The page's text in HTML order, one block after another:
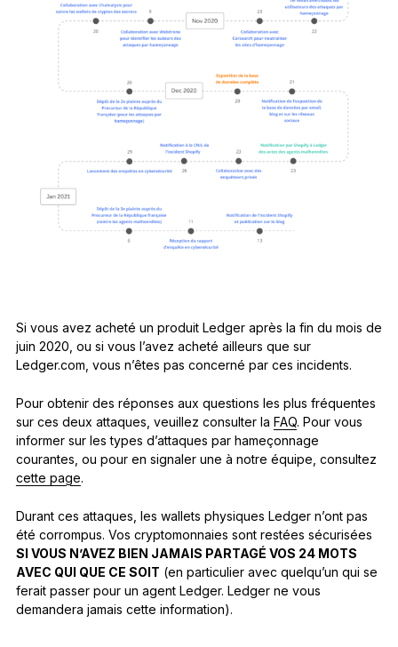
Si vous avez acheté un produit Ledger après la fin du mois de
juin 2020, ou si vous l’avez acheté ailleurs que sur
Ledger.com, vous n’êtes pas concerné par ces incidents.
Pour obtenir des réponses aux questions les plus fréquentes
sur ces deux attaques, veuillez consulter la FAQ. Pour vous
informer sur les types d’attaques par hameçonnage
courantes, ou pour en signaler une à notre équipe, consultez
cette page.
Durant ces attaques, les wallets physiques Ledger n’ont pas
été corrompus. Vos cryptomonnaies sont restées sécurisées
SI VOUS N’AVEZ BIEN JAMAIS PARTAGÉ VOS 24 MOTS
AVEC QUI QUE CE SOIT (en particulier avec quelqu’un qui se
ferait passer pour un agent Ledger. Ledger ne vous
demandera jamais cette information).